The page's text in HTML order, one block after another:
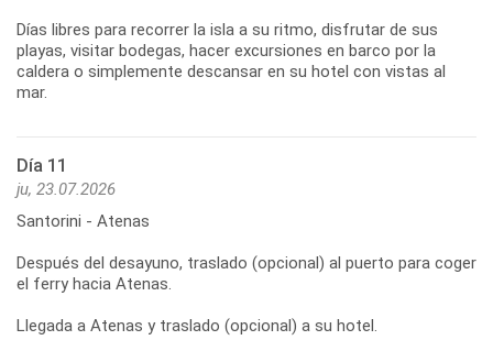
Días libres para recorrer la isla a su ritmo, disfrutar de sus
playas, visitar bodegas, hacer excursiones en barco por la
caldera o simplemente descansar en su hotel con vistas al
Día 11
ju, 23.07.2026
Santorini - Atenas
Después del desayuno, traslado (opcional) al puerto para coger
el ferry hacia Atenas.
Llegada a Atenas y traslado (opcional) a su hotel.